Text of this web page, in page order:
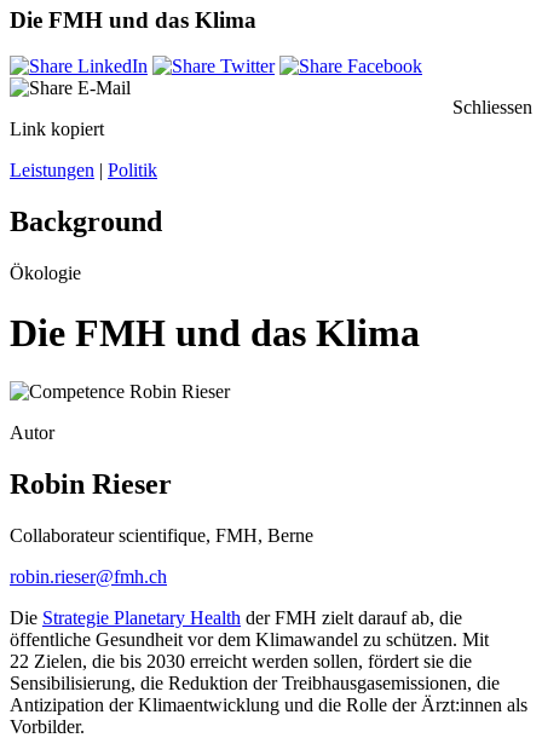
Die FMH und das Klima
Link kopiert
Schliessen
Leistungen | Politik
Background
Ökologie
Die FMH und das Klima
Autor
Robin Rieser
Collaborateur scientifique, FMH, Berne
robin.rieser@fmh.ch
Die Strategie Planetary Health der FMH zielt darauf ab, die
öffentliche Gesundheit vor dem Klimawandel zu schützen. Mit
22 Zielen, die bis 2030 erreicht werden sollen, fördert sie die
Sensibilisierung, die Reduktion der Treibhausgasemissionen, die
Antizipation der Klimaentwicklung und die Rolle der Ärzt:innen als
Vorbilder.